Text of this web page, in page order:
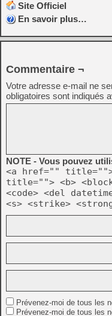
Site Officiel
En savoir plus…
Commentaire ¬
Votre adresse e-mail ne
obligatoires sont indiqués
NOTE - Vous pouvez
<a href="" title="">
title=""> <b>
<code> <del
<s> <strike>
Prévenez-moi de tous les
Prévenez-moi de tous les